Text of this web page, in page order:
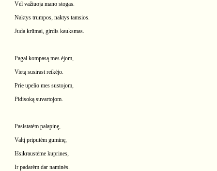
Vėl važiuoja mano stogas.
Naktys trumpos, naktys tamsios.
Juda krūmai, girdis kauksmas.
Pagal kompasą mes ėjom,
Vietą susirast reikėjo.
Prie upelio mes sustojom,
Pidisoką suvartojom.
Pasistatėm palapinę,
Valtį priputėm guminę,
Išsikraustėme kuprines,
Ir padarėm dar naminės.